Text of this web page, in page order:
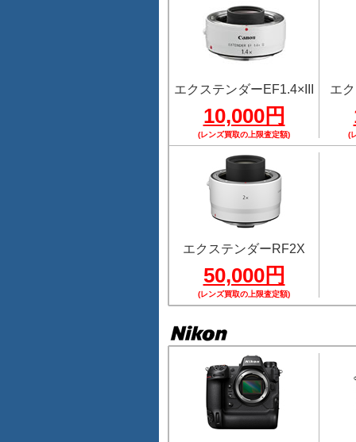
エクステンダーEF1.4×III
10,000円
(レンズ買取の上限査定額)
エ
(
エクステンダーRF2X
50,000円
(レンズ買取の上限査定額)